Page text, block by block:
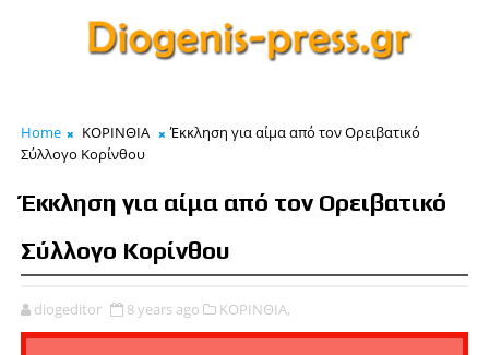
Home ΚΟΡΙΝΘΙΑ
Έκκληση για αίμα από τον Ορειβατικό
Σύλλογο Κορίνθου
Έκκληση για αίμα από τον Ορειβατικό
Σύλλογο Κορίνθου
diogeditor 8 years ago ΚΟΡΙΝΘΙΑ,